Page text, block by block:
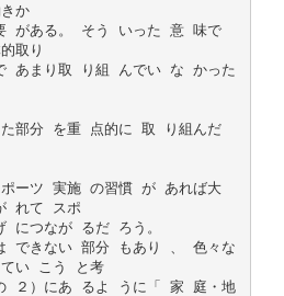
か
がある。 そう いった 意 味で
取り
あまり取 り組 んでい な かった
部分 を重 点的に 取 り組んだ
ーツ 実施 の習慣 が あれば大
れて スポ
につなが るだ ろう。
できない 部分 もあり 、 色々な
い こう と考
２）にあ るよ うに「 家 庭・地